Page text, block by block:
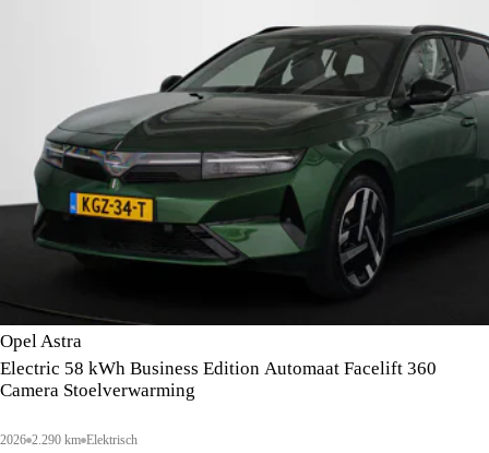
Opel Astra
Electric 58 kWh Business Edition Automaat Facelift 360
Camera Stoelverwarming
2026 2.290 km Elektrisch